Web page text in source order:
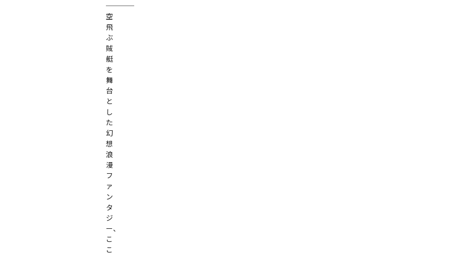
────
空
飛
ぶ
賊
艇
を
舞
台
と
し
た
幻
想
浪
漫
フ
ァ
ン
タ
ジ
ー、
こ
こ